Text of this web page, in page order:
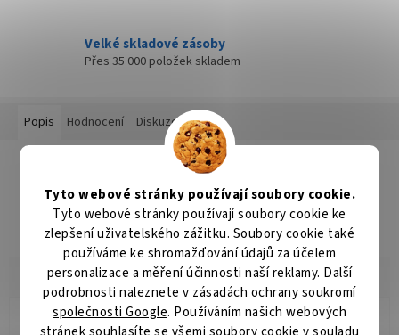
Tyto webové stránky používají soubory cookie.
Tyto webové stránky používají soubory cookie ke
zlepšení uživatelského zážitku. Soubory cookie také
používáme ke shromažďování údajů za účelem
personalizace a měření účinnosti naší reklamy. Další
podrobnosti naleznete v zásadách ochrany soukromí
společnosti Google. Používáním našich webových
Velké skladové zásoby
Přes 35 000 položek skladem
Popis Hodnocení Diskuze
Detailní popis produktu
Popis produktu není dostupný